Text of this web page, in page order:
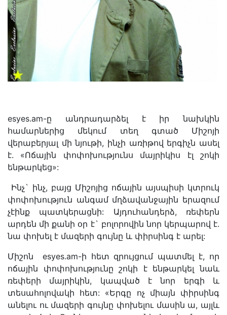
esyes.am-ը անդրադարձել է իր նախկին
համարներից մեկում տեղ գտած Միշոյի
վերաբերյալ մի նյութի, ինչի առիթով երգիչն ասել
է. «Ոճային փոփոխությունս մայրիկիս էլ շոկի
ենթարկեց»:
Ինչ` ինչ, բայց Միշոյից ոճային այսպիսի կտրուկ
փոփոխություն անգամ մղձավանջային երազում
չէինք պատկերացնի: Այդուհանդերձ, ռեփերն
արդեն մի քանի օր է` բոլորովին նոր կերպարով է.
նա փոխել է մազերի գույնը և փիրսինգ է արել:
Միշոն esyes.am-ի հետ զրույցում պատմել է, որ
ոճային փոփոխությունը շոկի է ենթարկել նաև
ռեփերի մայրիկին, կապված է նոր երգի և
տեսահոլովակի հետ: «Երգը ոչ միայն փիրսինգ
անելու ու մազերի գույնը փոխելու մասին ա, այլև